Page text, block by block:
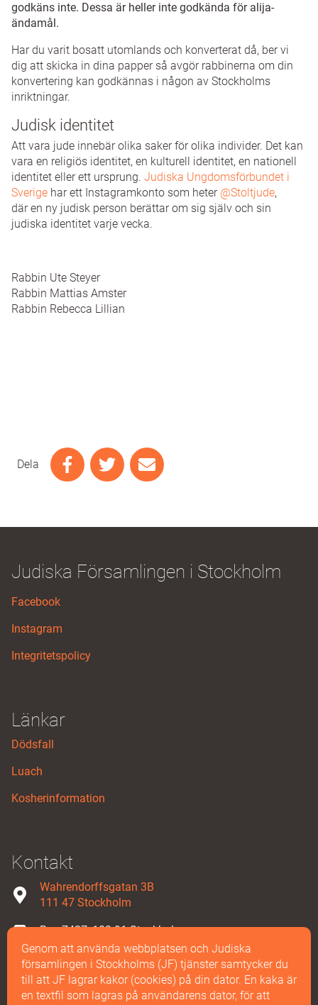
godkäns inte. Dessa är heller inte godkända för alija-
ändamål.
Har du varit bosatt utomlands och konverterat då, ber vi
dig att skicka in dina papper så avgör rabbinerna om din
konvertering kan godkännas i någon av Stockholms
inriktningar.
Judisk identitet
Att vara jude innebär olika saker för olika individer. Det kan
vara en religiös identitet, en kulturell identitet, en nationell
identitet eller ett ursprung. Judiska Ungdomsförbundet i
Sverige har ett Instagramkonto som heter @Stoltjude,
där en ny judisk person berättar om sig själv och sin
judiska identitet varje vecka.
Rabbin Ute Steyer
Rabbin Mattias Amster
Rabbin Rebecca Lillian
Dela
Judiska Församlingen i Stockholm
Facebook
Instagram
Integritetspolicy
Länkar
Dödsfall
Luach
Kosherinformation
Kontakt
Wahrendorffsgatan 3B
111 47 Stockholm
Box 7427, 103 91 Stockholm
08-587 858 00
Maila oss
Genom att använda webbplatsen och Judiska
församlingen i Stockholms (JF) tjänster samtycker du
till att JF lagrar kakor (cookies) på din dator. En kaka är
en textfil som lagras på användarens dator, för att